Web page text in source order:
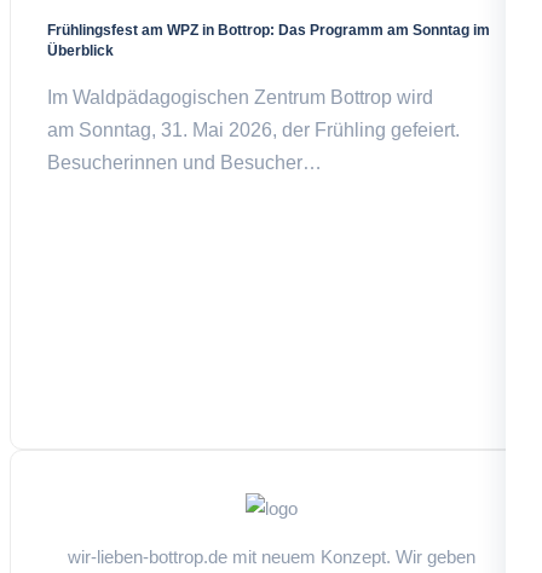
Frühlingsfest am WPZ in Bottrop: Das Programm am Sonntag im
Überblick
Im Waldpädagogischen Zentrum Bottrop wird
am Sonntag, 31. Mai 2026, der Frühling gefeiert.
Besucherinnen und Besucher…
wir-lieben-bottrop.de mit neuem Konzept. Wir geben